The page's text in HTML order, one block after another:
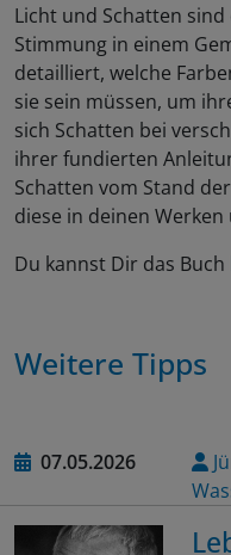
Licht und Schatten
Stimmung in einem
detailliert, welche
sie sein müssen, um
sich Schatten bei
ihrer fundierten
Schatten vom Stand
diese in deinen Werken
Du kannst Dir das Buch
Weitere Tipps
07.05.2026